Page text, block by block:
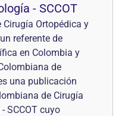
- SCCOT
Ortopédica y
referente de
en Colombia y
de
una publicación
de Cirugía
SCCOT cuyo